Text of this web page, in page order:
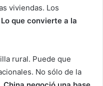
viviendas. Los
Lo que convierte a la
rural. Puede que
No sólo de la